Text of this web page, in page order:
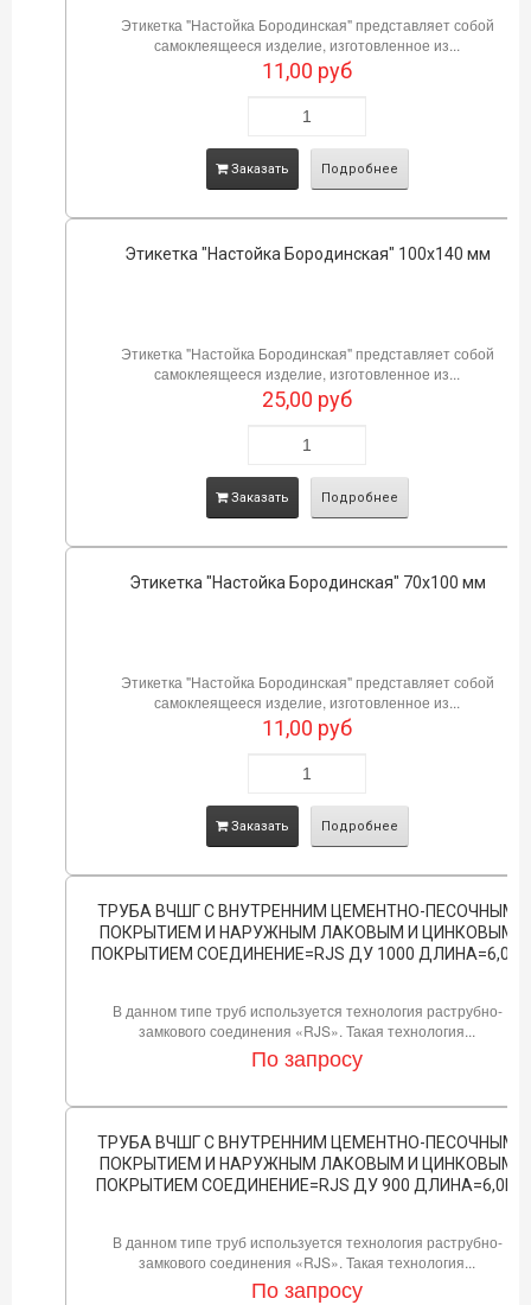
Этикетка "Настойка Бородинская" представляет собой
самоклеящееся изделие, изготовленное из...
11,00 руб
Заказать Подробнее
Этикетка "Настойка Бородинская" 100х140 мм
Этикетка "Настойка Бородинская" представляет собой
самоклеящееся изделие, изготовленное из...
25,00 руб
Заказать Подробнее
Этикетка "Настойка Бородинская" 70х100 мм
Этикетка "Настойка Бородинская" представляет собой
самоклеящееся изделие, изготовленное из...
11,00 руб
Заказать Подробнее
ТРУБА ВЧШГ С ВНУТРЕННИМ ЦЕМЕНТНО-ПЕСОЧНЫМ
ПОКРЫТИЕМ И НАРУЖНЫМ ЛАКОВЫМ И ЦИНКОВЫМ
ПОКРЫТИЕМ СОЕДИНЕНИЕ=RJS ДУ 1000 ДЛИНА=6,0М
В данном типе труб используется технология раструбно-
замкового соединения «RJS». Такая технология...
По запросу
ТРУБА ВЧШГ С ВНУТРЕННИМ ЦЕМЕНТНО-ПЕСОЧНЫМ
ПОКРЫТИЕМ И НАРУЖНЫМ ЛАКОВЫМ И ЦИНКОВЫМ
ПОКРЫТИЕМ СОЕДИНЕНИЕ=RJS ДУ 900 ДЛИНА=6,0М
В данном типе труб используется технология раструбно-
замкового соединения «RJS». Такая технология...
По запросу